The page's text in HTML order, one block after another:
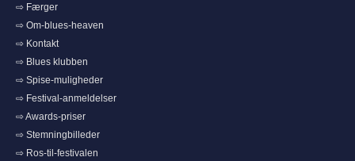
⇨ Færger
⇨ Om-blues-heaven
⇨ Kontakt
⇨ Blues klubben
⇨ Spise-muligheder
⇨ Festival-anmeldelser
⇨ Awards-priser
⇨ Stemningbilleder
⇨ Ros-til-festivalen